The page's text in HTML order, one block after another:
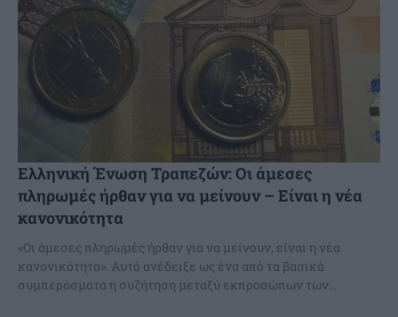
Ελληνική Ένωση Τραπεζών: Οι άμεσες
πληρωμές ήρθαν για να μείνουν – Είναι η νέα
κανονικότητα
«Οι άμεσες πληρωμές ήρθαν για να μείνουν, είναι η νέα
κανονικότητα». Αυτό ανέδειξε ως ένα από τα βασικά
συμπεράσματα η συζήτηση μεταξύ εκπροσώπων των...